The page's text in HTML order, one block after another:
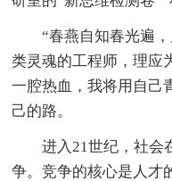
“春燕自知春光遍，
类灵魂的工程师，理应
一腔热血，我将用自己
己的路。
进入21世纪，社会
争。竞争的核心是人才